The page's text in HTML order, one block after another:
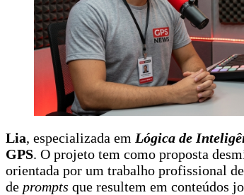
Lia, especializada em Lógica de
GPS. O projeto tem como proposta
orientada por um trabalho profissional
de prompts que resultem em conteúdos